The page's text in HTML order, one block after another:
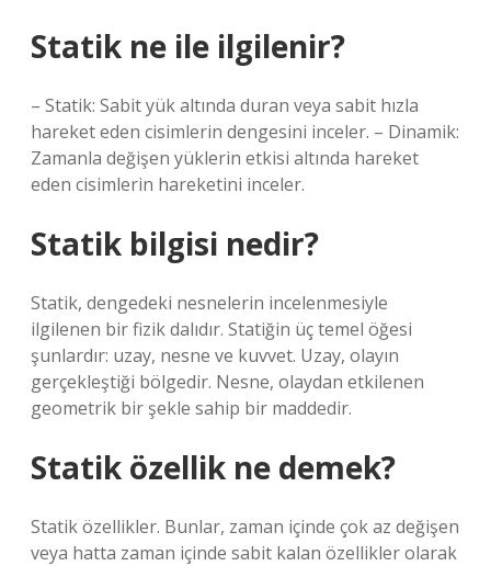
Statik ne ile ilgilenir?
– Statik: Sabit yük altında duran veya sabit hızla
hareket eden cisimlerin dengesini inceler. – Dinamik:
Zamanla değişen yüklerin etkisi altında hareket
eden cisimlerin hareketini inceler.
Statik bilgisi nedir?
Statik, dengedeki nesnelerin incelenmesiyle
ilgilenen bir fizik dalıdır. Statiğin üç temel öğesi
şunlardır: uzay, nesne ve kuvvet. Uzay, olayın
gerçekleştiği bölgedir. Nesne, olaydan etkilenen
geometrik bir şekle sahip bir maddedir.
Statik özellik ne demek?
Statik özellikler. Bunlar, zaman içinde çok az değişen
veya hatta zaman içinde sabit kalan özellikler olarak